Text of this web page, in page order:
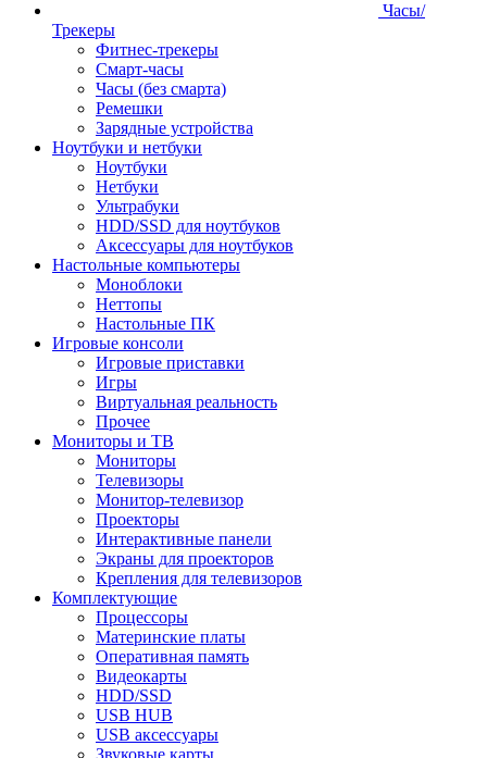
Часы/
Трекеры
Фитнес-трекеры
Смарт-часы
Часы (без смарта)
Ремешки
Зарядные устройства
Ноутбуки и нетбуки
Ноутбуки
Нетбуки
Ультрабуки
HDD/SSD для ноутбуков
Аксессуары для ноутбуков
Настольные компьютеры
Моноблоки
Неттопы
Настольные ПК
Игровые консоли
Игровые приставки
Игры
Виртуальная реальность
Прочее
Мониторы и ТВ
Мониторы
Телевизоры
Монитор-телевизор
Проекторы
Интерактивные панели
Экраны для проекторов
Крепления для телевизоров
Комплектующие
Процессоры
Материнские платы
Оперативная память
Видеокарты
HDD/SSD
USB HUB
USB аксессуары
Звуковые карты